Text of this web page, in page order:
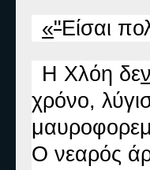
«"Είσαι
Η Χλόη δεν
χρόνο,
Ο νεαρός